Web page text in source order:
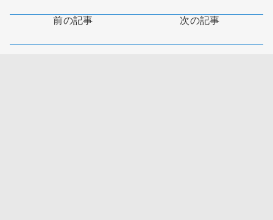
前の記事 次の記事